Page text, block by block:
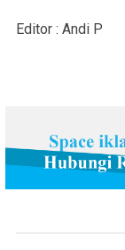
Editor : Andi P